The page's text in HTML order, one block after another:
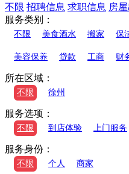
不限 招聘信息 求职信息 房
服务类别：
不限 美食酒水 搬家 保
美容保养 贷款 工商 财
所在区域：
不限 徐州
服务选项：
不限 到店体验 上门服务
服务身份：
不限 个人 商家